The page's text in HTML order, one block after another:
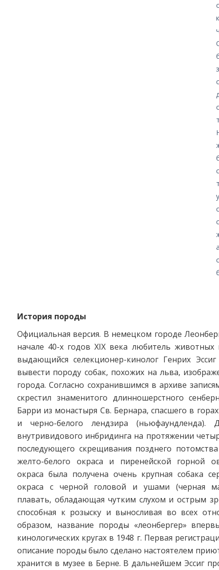
История породы
Официальная версия. В немецком городе
начале 40-х годов XIX века любитель животных
выдающийся селекционер-кинолог Генрих
вывести породу собак, похожих на льва,
города. Согласно сохранившимся в архиве
скрестил знаменитого длинношерстного
Барри из монастыря Св. Бернара, спасшего в
и черно-белого лендзира (ньюфаундленда).
внутривидового инбридинга на протяжении
последующего скрещивания позднего
желто-белого окраса и пиренейской горной
окраса была получена очень крупная собака
окраса с черной головой и ушами (черная
плавать, обладающая чутким слухом и острым
способная к розыску и выносливая во всех
образом, название породы «леонбергер»
кинологических кругах в 1948 г. Первая
описание породы было сделано настоятелем
хранится в музее в Берне. В дальнейшем Эссиг